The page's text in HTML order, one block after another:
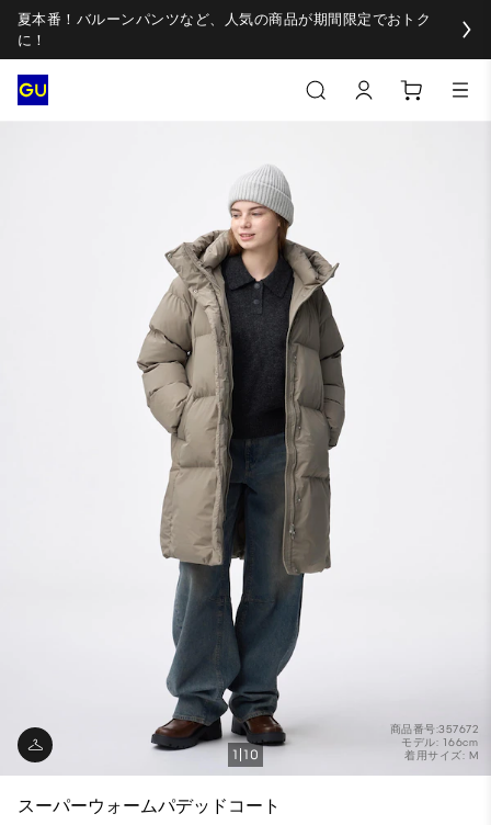
夏本番！バルーンパンツなど、人気の商品が期間限定でおトク
に！
商品番号:357672
モデル: 166cm
着用サイズ: M
1 10
スーパーウォームパデッドコート